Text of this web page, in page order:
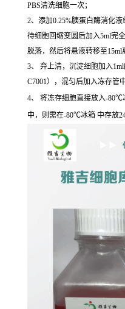
PBS清洗细胞一次；
2、添加0.25%胰蛋白酶消化
待细胞回缩变圆后加入5ml完
脱落，然后将悬液转移至15ml
3、 弃上清，沉淀细胞加入
C7001），混匀后加入冻存管中
4、 将冻存细胞直接放入-80℃
中，则需在-80℃冰箱 中存放